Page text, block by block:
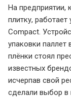
На предприятии,
плитку,
Compact.
упаковки паллет
плёнки стоял
известных
исчерпав свой
сделали выбор в